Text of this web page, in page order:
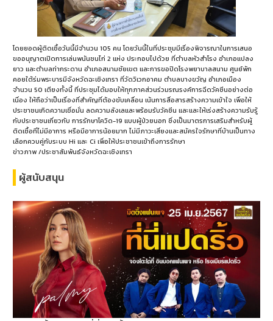
โดยยอดผู้ติดเชื้อวันนี้มีจำนวน 105 คน โดยวันนี้ในที่ประชุมมีเรื่องพิจารณาในการเสนอ
ขออนุญาตเปิดการเล่นพนันชนไก่ 2 แห่ง ประกอบไปด้วย ที่ตำบลหัวสำโรง อำเภอแปลง
ยาว และตำบลท่ากระดาน อำเภอสนามชัยเขต และการขอปิดโรงพยาบาลสนาม ศูนย์พัก
คอยใต้ร่มพระบารมีจังหวัดฉะเชิงเทรา ที่วัดวิเวกอาคม ตำบลบางขวัญ อำเภอเมือง
จำนวน 50 เตียงทั้งนี้ ที่ประชุมได้มอบให้ทุกภาคส่วนร่วมรณรงค์การฉีดวัคซีนอย่างต่อ
เนื่อง ให้ถือว่าเป็นเรื่องที่สำคัญที่ต้องขับเคลื่อน เน้นการสื่อสารสร้างความเข้าใจ เพื่อให้
ประชาชนเกิดความเชื่อมั่น ลดความลังเลและพร้อมรับวัคซีน และและให้เร่งสร้างความรับรู้
กับประชาชนเกี่ยวกับ การรักษาโควิด-19 แบบผู้ป่วยนอก ซึ่งเป็นมาตรการเสริมสำหรับผู้
ติดเชื้อที่ไม่มีอาการ หรือมีอาการน้อยมาก ไม่มีภาวะเสี่ยงและสมัครใจรักษาที่บ้านเป็นทาง
เลือกควบคู่กับระบบ Hi และ Ci เพื่อให้ประชาชนเข้าถึงการรักษา
ข่าวภาพ /ประชาสัมพันธ์จังหวัดฉะเชิงเทรา
ผู้สนับสนุน